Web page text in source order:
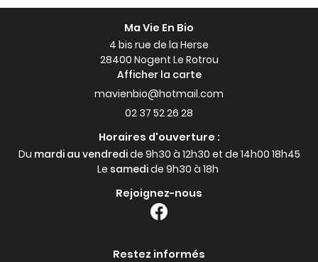
Ma Vie En Bio
4 bis rue de la Herse
28400 Nogent Le Rotrou
Afficher la carte
02 37 52 26 28
Horaires d'ouverture :
Du mardi au vendredide 9h30 à 12h30 et de 14h00 18h45
Le samedide 9h30 à 18h
Rejoignez-nous
Restez informés